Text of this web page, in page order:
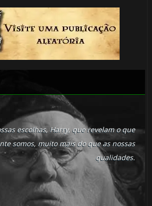
escolhas, Harry, que revelam o que
somos, muito mais do que as nossas
qualidades.